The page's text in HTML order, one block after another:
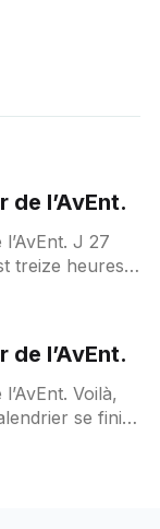
de l’AvEnt.
J 27
treize heures,
sont
de l’AvEnt.
Voilà,
se finit